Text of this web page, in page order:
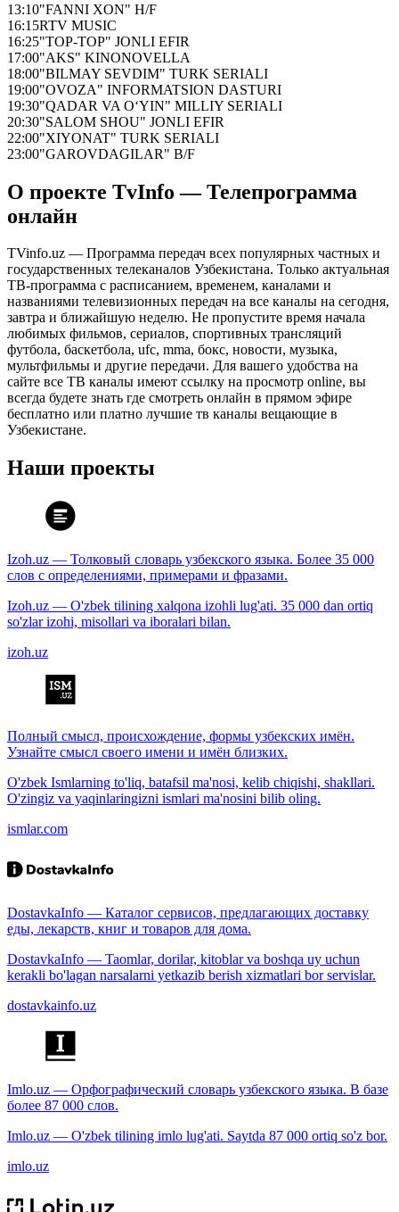
13:10"FANNI XON" H/F
16:15RTV MUSIC
16:25"TOP-TOP" JONLI EFIR
17:00"AKS" KINONOVELLA
18:00"BILMAY SEVDIM" TURK SERIALI
19:00"OVOZA" INFORMATSION DASTURI
19:30"QADAR VA O‘YIN" MILLIY SERIALI
20:30"SALOM SHOU" JONLI EFIR
22:00"XIYONAT" TURK SERIALI
23:00"GAROVDAGILAR" B/F
О проекте TvInfo — Телепрограмма
онлайн
TVinfo.uz — Программа передач всех популярных частных и
государственных телеканалов Узбекистана. Только актуальная
ТВ-программа с расписанием, временем, каналами и
названиями телевизионных передач на все каналы на сегодня,
завтра и ближайшую неделю. Не пропустите время начала
любимых фильмов, сериалов, спортивных трансляций
футбола, баскетбола, ufc, mma, бокс, новости, музыка,
мультфильмы и другие передачи. Для вашего удобства на
сайте все ТВ каналы имеют ссылку на просмотр online, вы
всегда будете знать где смотреть онлайн в прямом эфире
бесплатно или платно лучшие тв каналы вещающие в
Узбекистане.
Наши проекты
Izoh.uz — Толковый словарь узбекского языка. Более 35 000
слов с определениями, примерами и фразами.
Izoh.uz — O'zbek tilining xalqona izohli lug'ati. 35 000 dan ortiq
so'zlar izohi, misollari va iboralari bilan.
izoh.uz
Полный смысл, происхождение, формы узбекских имён.
Узнайте смысл своего имени и имён близких.
O'zbek Ismlarning to'liq, batafsil ma'nosi, kelib chiqishi, shakllari.
O'zingiz va yaqinlaringizni ismlari ma'nosini bilib oling.
ismlar.com
DostavkaInfo — Каталог сервисов, предлагающих доставку
еды, лекарств, книг и товаров для дома.
DostavkaInfo — Taomlar, dorilar, kitoblar va boshqa uy uchun
kerakli bo'lagan narsalarni yetkazib berish xizmatlari bor servislar.
dostavkainfo.uz
Imlo.uz — Орфографический словарь узбекского языка. В базе
более 87 000 слов.
Imlo.uz — O'zbek tilining imlo lug'ati. Saytda 87 000 ortiq so'z bor.
imlo.uz